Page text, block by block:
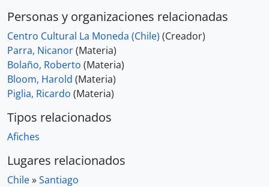
Personas y organizaciones relacionadas
Centro Cultural La Moneda (Chile) (Creador)
Parra, Nicanor(Materia)
Bolaño, Roberto (Materia)
Bloom, Harold (Materia)
Piglia, Ricardo (Materia)
Tipos relacionados
Afiches
Lugares relacionados
Chile»Santiago